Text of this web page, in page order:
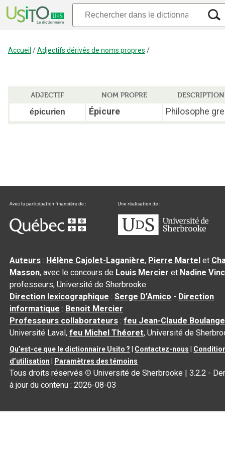
Accueil /Adjectifs dérivés de noms propres /
ADJECTIF NOM PROPRE
DESCRIPTION
épicurien
Épicure Philosophe
Auteurs : Hélène Cajolet-Laganière, Pierre Martel et
Masson, avec le concours de Louis Mercier et Nadine
professeurs, Université de Sherbrooke
Direction lexicographique :Serge D’Amico - Direction
informatique : Benoit Mercier
Professeurs collaborateurs :feu Jean-Claude
Université Laval,feu Michel Théoret, Université de
Qu’est-ce que le dictionnaire Usito ? Contactez-nous
d’utilisation
Paramètres des témoins
Tous droits réservés © Université de Sherbrooke |3.2.2 -
à jour du contenu :2026-08-03